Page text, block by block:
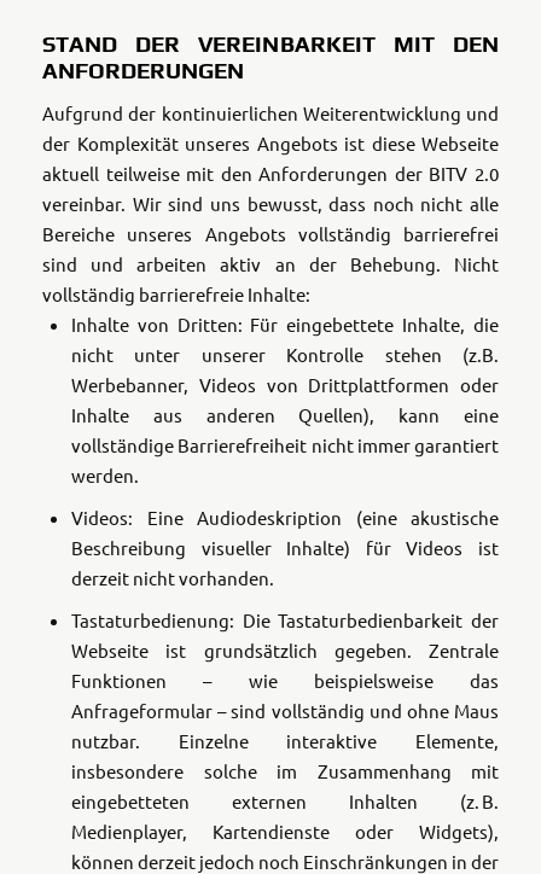
STAND DER VEREINBARKEIT MIT DEN
ANFORDERUNGEN
Aufgrund der kontinuierlichen Weiterentwicklung und
der Komplexität unseres Angebots ist diese Webseite
aktuell teilweise mit den Anforderungen der BITV 2.0
vereinbar. Wir sind uns bewusst, dass noch nicht alle
Bereiche unseres Angebots vollständig barrierefrei
sind und arbeiten aktiv an der Behebung. Nicht
vollständig barrierefreie Inhalte:
Inhalte von Dritten: Für eingebettete Inhalte, die
nicht unter unserer Kontrolle stehen (z.B.
Werbebanner, Videos von Drittplattformen oder
Inhalte aus anderen Quellen), kann eine
vollständige Barrierefreiheit nicht immer garantiert
werden.
Videos: Eine Audiodeskription (eine akustische
Beschreibung visueller Inhalte) für Videos ist
derzeit nicht vorhanden.
Tastaturbedienung: Die Tastaturbedienbarkeit der
Webseite ist grundsätzlich gegeben. Zentrale
Funktionen – wie beispielsweise das
Anfrageformular – sind vollständig und ohne Maus
nutzbar. Einzelne interaktive Elemente,
insbesondere solche im Zusammenhang mit
eingebetteten externen Inhalten (z. B.
Medienplayer, Kartendienste oder Widgets),
können derzeit jedoch noch Einschränkungen in der